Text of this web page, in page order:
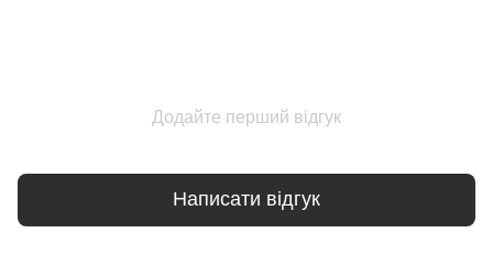
Додайте перший відгук
Написати відгук